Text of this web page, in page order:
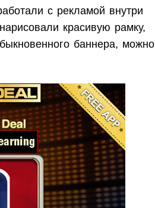
с рекламой внутри
красивую рамку,
баннера, можно